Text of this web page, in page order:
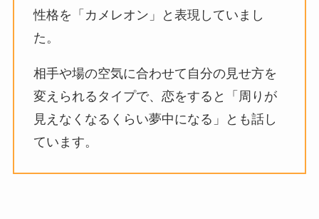
性格を「カメレオン」と表現していまし
た。
相手や場の空気に合わせて自分の見せ方を
変えられるタイプで、恋をすると「周りが
見えなくなるくらい夢中になる」とも話し
ています。